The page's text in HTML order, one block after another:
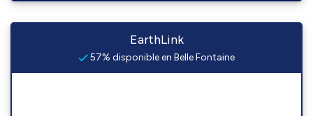
EarthLink
57% disponible en Belle Fontaine